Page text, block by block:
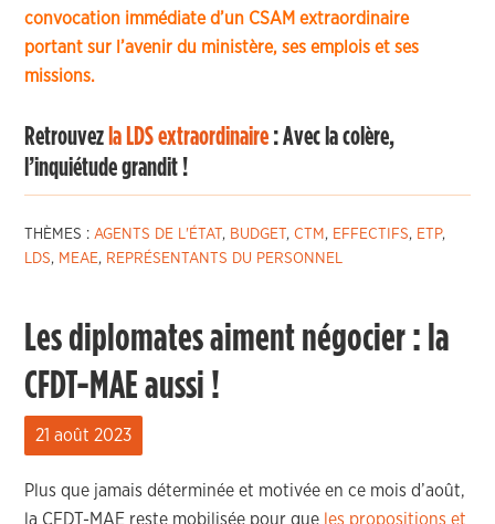
convocation immédiate d’un CSAM extraordinaire
portant sur l’avenir du ministère, ses emplois et ses
missions.
Retrouvez la LDS extraordinaire : Avec la colère,
l’inquiétude grandit !
THÈMES :AGENTS DE L'ÉTAT , BUDGET ,CTM , EFFECTIFS, ETP,
LDS, MEAE, REPRÉSENTANTS DU PERSONNEL
Les diplomates aiment négocier : la
CFDT-MAE aussi !
21 août 2023
Plus que jamais déterminée et motivée en ce mois d’août,
la CFDT-MAE reste mobilisée pour que les propositions et